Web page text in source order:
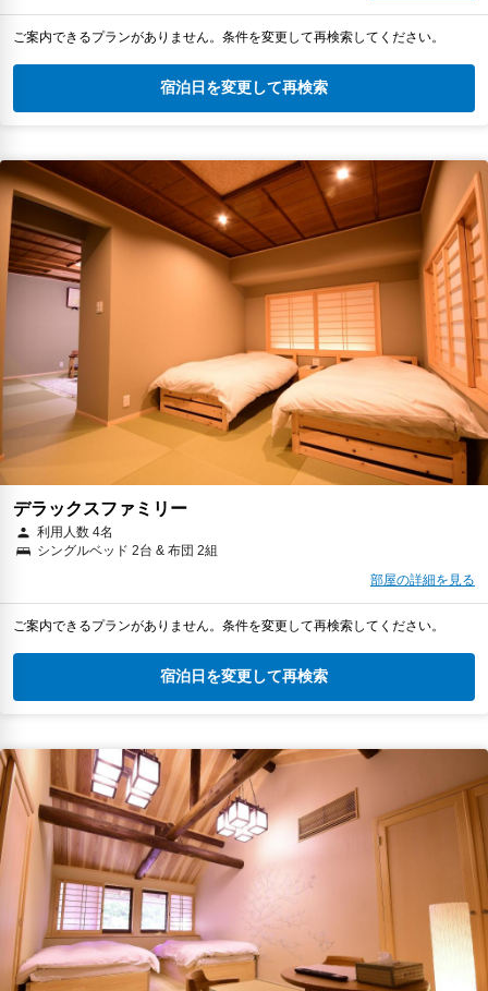
ご案内できるプランがありません。条件を変更して再検索してください。
宿泊日を変更して再検索
デラックスファミリー
利用人数 4名
シングルベッド 2台 & 布団 2組
部屋の詳細を見る
ご案内できるプランがありません。条件を変更して再検索してください。
宿泊日を変更して再検索